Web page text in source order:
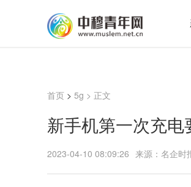
首页 > 5g > 正文
新手机第一次充
2023-04-10 08:09:26 来源：名企时